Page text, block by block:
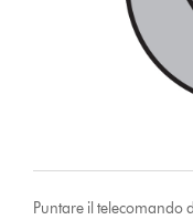
Puntare il telecomando